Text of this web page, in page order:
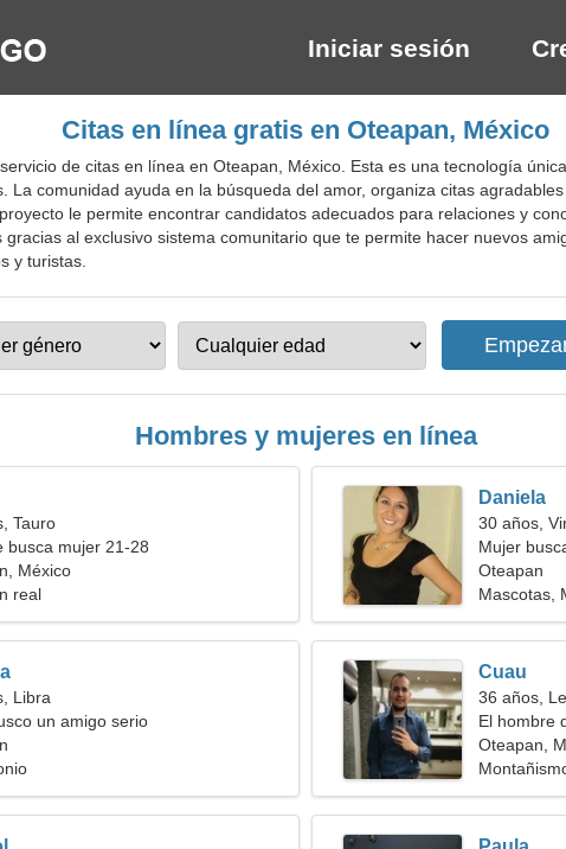
Iniciar sesión
Citas en línea gratis en Oteapan, México
de citas en línea en Oteapan, México. Esta es una tecnología
La comunidad ayuda en la búsqueda del amor, organiza citas
le permite encontrar candidatos adecuados para relaciones y
al exclusivo sistema comunitario que te permite hacer nuevos
y turistas.
Hombres y mujeres en línea
Tauro
busca mujer 21-28
México
real
Daniela
30 años,
Mujer
Oteapan
Mascotas,
Libra
un amigo serio
Cuau
36 años,
El hombre
Oteapan,